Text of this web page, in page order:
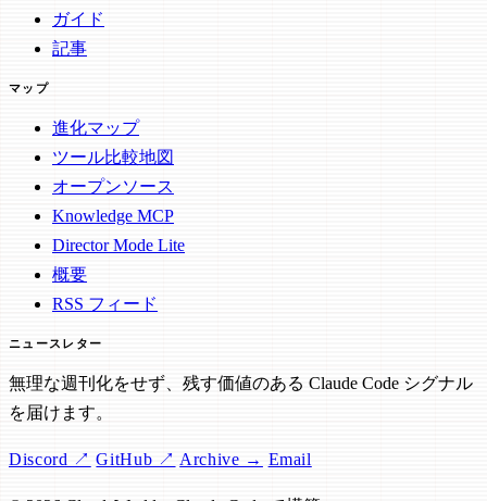
ガイド
記事
マップ
進化マップ
ツール比較地図
オープンソース
Knowledge MCP
Director Mode Lite
概要
RSS フィード
ニュースレター
無理な週刊化をせず、残す価値のある Claude Code シグナル
を届けます。
Discord ↗ GitHub ↗ Archive → Email